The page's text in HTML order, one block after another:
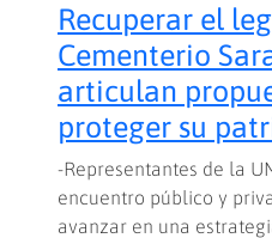
Recuperar el
Cementerio
articulan
proteger su
-Representantes de la
encuentro público y
avanzar en una